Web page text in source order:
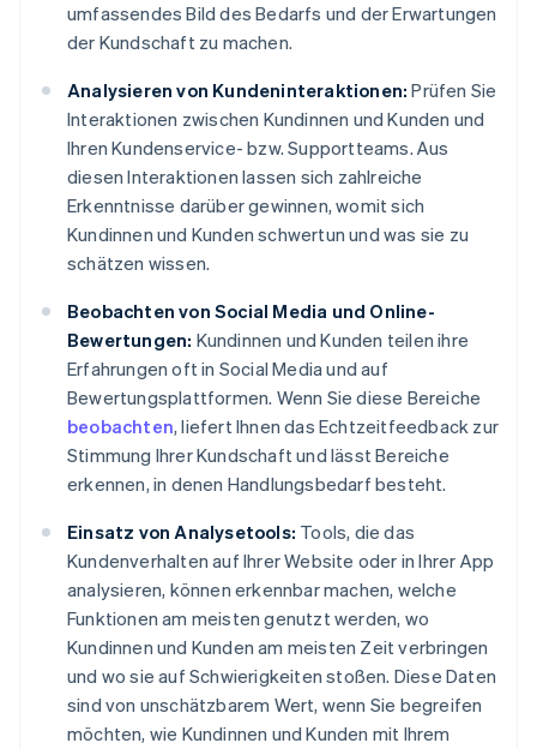
umfassendes Bild des Bedarfs und der Erwartungen
der Kundschaft zu machen.
Analysieren von Kundeninteraktionen: Prüfen Sie
Interaktionen zwischen Kundinnen und Kunden und
Ihren Kundenservice- bzw. Supportteams. Aus
diesen Interaktionen lassen sich zahlreiche
Erkenntnisse darüber gewinnen, womit sich
Kundinnen und Kunden schwertun und was sie zu
schätzen wissen.
Beobachten von Social Media und Online-
Bewertungen: Kundinnen und Kunden teilen ihre
Erfahrungen oft in Social Media und auf
Bewertungsplattformen. Wenn Sie diese Bereiche
beobachten, liefert Ihnen das Echtzeitfeedback zur
Stimmung Ihrer Kundschaft und lässt Bereiche
erkennen, in denen Handlungsbedarf besteht.
Einsatz von Analysetools: Tools, die das
Kundenverhalten auf Ihrer Website oder in Ihrer App
analysieren, können erkennbar machen, welche
Funktionen am meisten genutzt werden, wo
Kundinnen und Kunden am meisten Zeit verbringen
und wo sie auf Schwierigkeiten stoßen. Diese Daten
sind von unschätzbarem Wert, wenn Sie begreifen
möchten, wie Kundinnen und Kunden mit Ihrem